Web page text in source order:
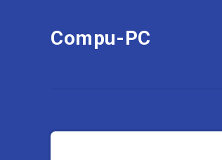
Compu-PC